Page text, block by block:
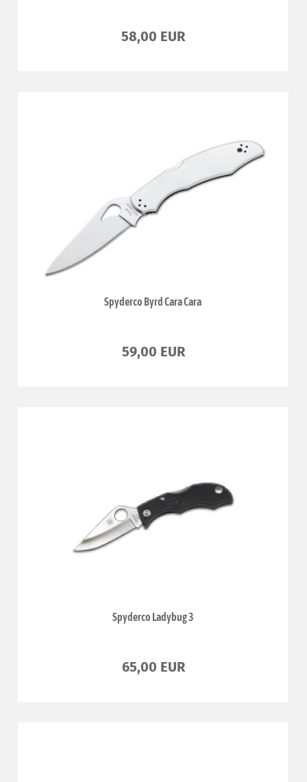
58,00 EUR
Spyderco Byrd Cara Cara
59,00 EUR
Spyderco Ladybug 3
65,00 EUR